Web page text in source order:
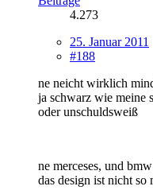
4.273
25. Januar 2011
#188
ne neicht wirklich
ja schwarz wie meine
oder unschuldsweiß
ne merceses, und
das design ist nicht so